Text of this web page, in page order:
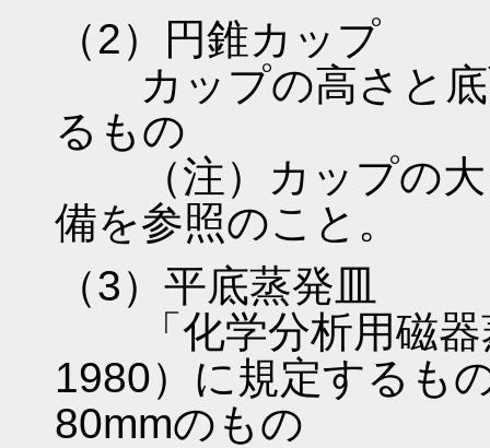
（2）円錐カップ
カップの高さと底
るもの
（注）カップの大
備を参照のこと。
（3）平底蒸発皿
「化学分析用磁器
1980）に規定するも
80mmのもの